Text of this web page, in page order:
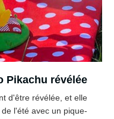
Pikachu révélée
d'être révélée, et elle
l'été avec un pique-